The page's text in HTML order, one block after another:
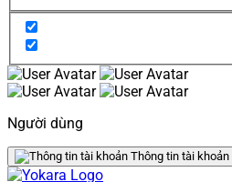
Người dùng
Thông tin tài khoản